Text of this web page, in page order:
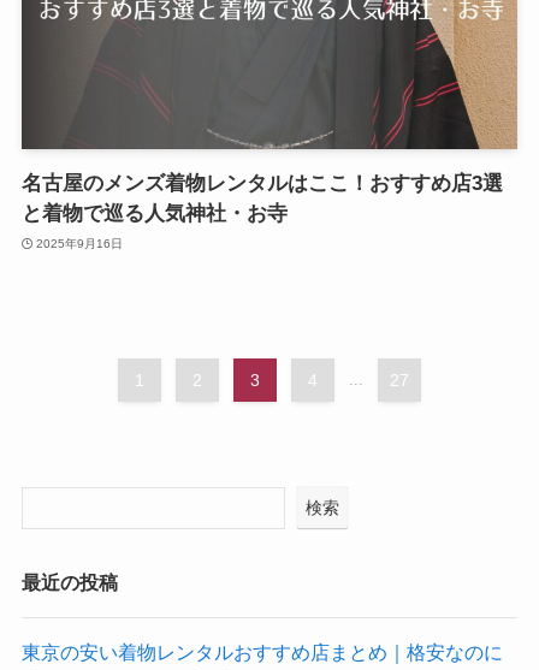
名古屋のメンズ着物レンタルはここ！おすすめ店3選
と着物で巡る人気神社・お寺
2025年9月16日
1 2 3 4 ... 27
検索
最近の投稿
東京の安い着物レンタルおすすめ店まとめ｜格安なのに